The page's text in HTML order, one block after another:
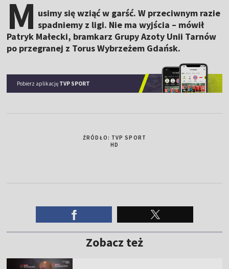
M usimy się wziąć w garść. W przeciwnym razie
spadniemy z ligi. Nie ma wyjścia – mówił
Patryk Małecki, bramkarz Grupy Azoty Unii Tarnów
po przegranej z Torus Wybrzeżem Gdańsk.
Pobierz aplikację TVP SPORT
ŹRÓDŁO: TVP SPORT
HD
Zobacz też